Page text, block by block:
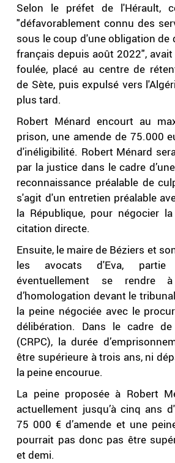
Selon le préfet de l'Hérault,
"défavorablement connu des
sous le coup d'une obligation de
français depuis août 2022",
foulée, placé au centre de
de Sète, puis expulsé vers
plus tard.
Robert Ménard encourt au
prison, une amende de 75.000
d'inéligibilité. Robert Ménard
par la justice dans le cadre
reconnaissance préalable de
s'agit d'un entretien préalable
la République, pour négocier
citation directe.
Ensuite, le maire de Béziers et
les avocats d'Eva, partie
éventuellement se rendre
d’homologation devant le
la peine négociée avec le
délibération. Dans le cadre
(CRPC), la durée
être supérieure à trois ans, ni
la peine encourue.
La peine proposée à Robert
actuellement jusqu’à cinq ans
75 000 € d’amende et une
pourrait pas donc pas être
et demi.